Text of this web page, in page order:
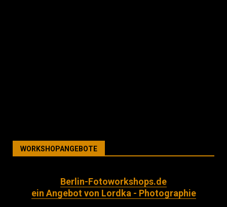
WORKSHOPANGEBOTE
Berlin-Fotoworkshops.de
ein Angebot von Lordka - Photographie